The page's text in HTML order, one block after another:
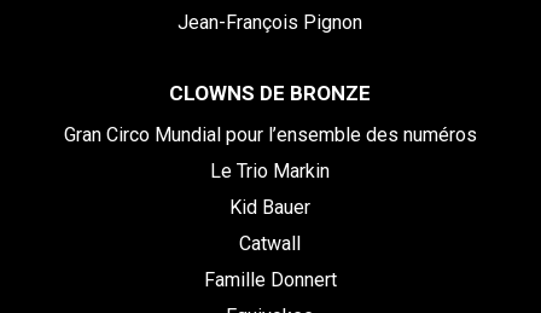
Jean-François Pignon
CLOWNS DE BRONZE
Gran Circo Mundial pour l’ensemble des numéros
Le Trio Markin
Kid Bauer
Catwall
Famille Donnert